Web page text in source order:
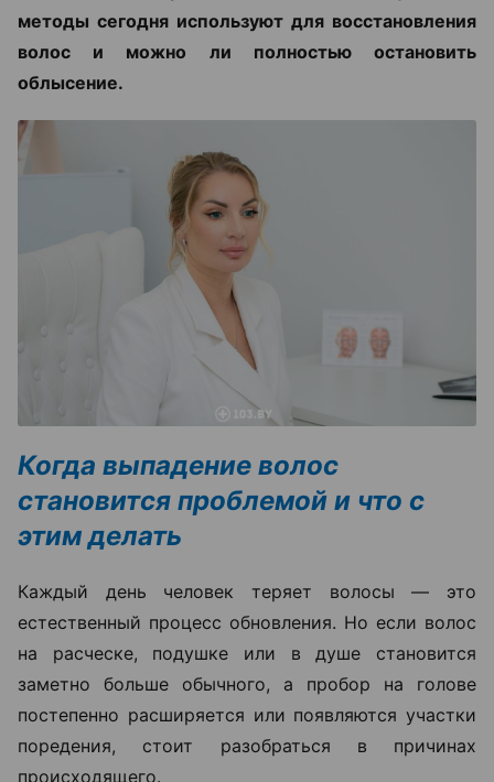
методы сегодня используют для восстановления
волос и можно ли полностью остановить
облысение.
Когда выпадение волос
становится проблемой и что с
этим делать
Каждый день человек теряет волосы — это
естественный процесс обновления. Но если волос
на расческе, подушке или в душе становится
заметно больше обычного, а пробор на голове
постепенно расширяется или появляются участки
поредения, стоит разобраться в причинах
происходящего.